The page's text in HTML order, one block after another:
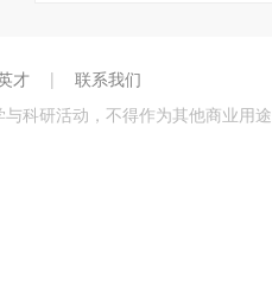
才 |
联系我们
科研活动，不得作为其他商业用